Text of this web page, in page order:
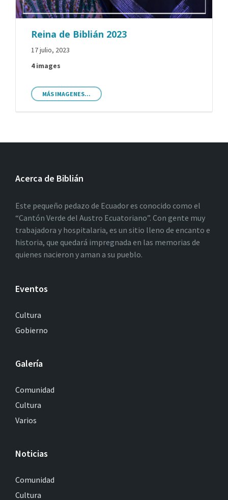
Reina de Biblián 2023
17 julio, 2023
4 images
MÁS IMAGENES...
Acerca de Biblián
Este pequeño pedazo de Ecuador es conocido como el
“Cantón Verde del Austro Ecuatoriano”. Con gente muy
trabajadora y hospitalaria, es un sitio lleno de encanto e
historia, que quedará impregnada en las memorias de
quienes nacieron y aman a su pueblo.
Eventos
Cultura
Gobierno
Galería
Comunidad
Cultura
Varios
Noticias
Comunidad
Cultura